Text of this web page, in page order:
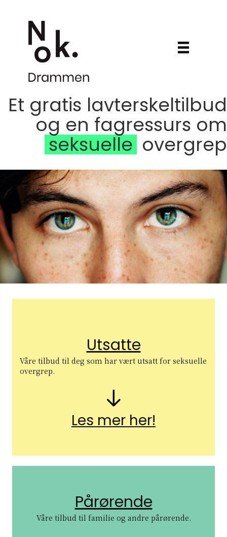
Et gratis lavterskeltilbud
og en fagressurs om
seksuelle overgrep
Utsatte
Våre tilbud til deg som har vært utsatt for seksuelle
overgrep.
Pil nedover
Les mer her!
Pårørende
Våre tilbud til familie og andre pårørende.